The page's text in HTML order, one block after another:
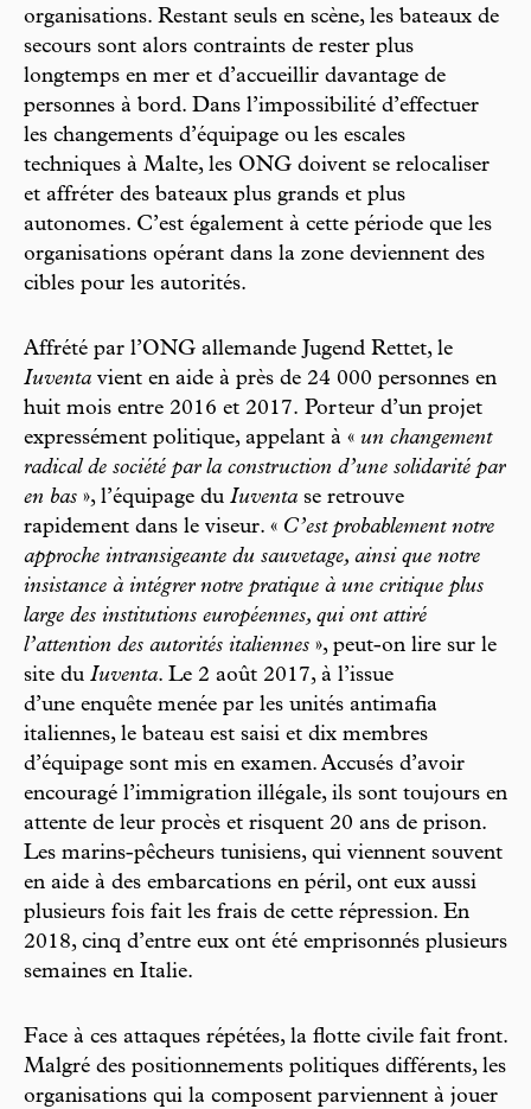
organisations. Restant seuls en scène, les bateaux de
secours sont alors contraints de rester plus
longtemps en mer et d’accueillir davantage de
personnes à bord. Dans l’impossibilité d’effectuer
les changements d’équipage ou les escales
techniques à Malte, les ONG doivent se relocaliser
et affréter des bateaux plus grands et plus
autonomes. C’est également à cette période que les
organisations opérant dans la zone deviennent des
cibles pour les autorités.
Affrété par l’ONG allemande Jugend Rettet, le
Iuventa vient en aide à près de 24 000 personnes en
huit mois entre 2016 et 2017. Porteur d’un projet
expressément politique, appelant à « un changement
radical de société par la construction d’une solidarité par
en bas », l’équipage du Iuventa se retrouve
rapidement dans le viseur. « C’est probablement notre
approche intransigeante du sauvetage, ainsi que notre
insistance à intégrer notre pratique à une critique plus
large des institutions européennes, qui ont attiré
l’attention des autorités italiennes », peut-on lire sur le
site du Iuventa. Le 2 août 2017, à l’issue
d’une enquête menée par les unités antimafia
italiennes, le bateau est saisi et dix membres
d’équipage sont mis en examen. Accusés d’avoir
encouragé l’immigration illégale, ils sont toujours en
attente de leur procès et risquent 20 ans de prison.
Les marins-pêcheurs tunisiens, qui viennent souvent
en aide à des embarcations en péril, ont eux aussi
plusieurs fois fait les frais de cette répression. En
2018, cinq d’entre eux ont été emprisonnés plusieurs
semaines en Italie.
Face à ces attaques répétées, la flotte civile fait front.
Malgré des positionnements politiques différents, les
organisations qui la composent parviennent à jouer